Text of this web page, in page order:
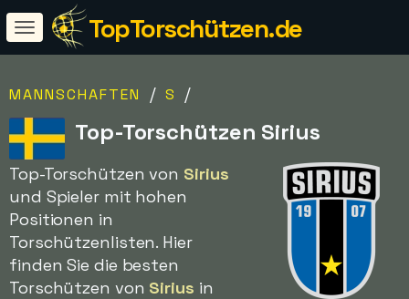
TopTorschützen.de
MANNSCHAFTEN / S /
Top-Torschützen Sirius
Top-Torschützen von Sirius
und Spieler mit hohen
Positionen in
Torschützenlisten. Hier
finden Sie die besten
Torschützen von Sirius in